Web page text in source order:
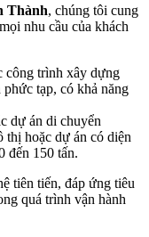
Thành, chúng tôi cung
nhu cầu của khách
công trình xây dựng
tạp, có khả năng
dự án di chuyển
thị hoặc dự án có diện
đến 150 tấn.
tiên tiến, đáp ứng tiêu
quá trình vận hành